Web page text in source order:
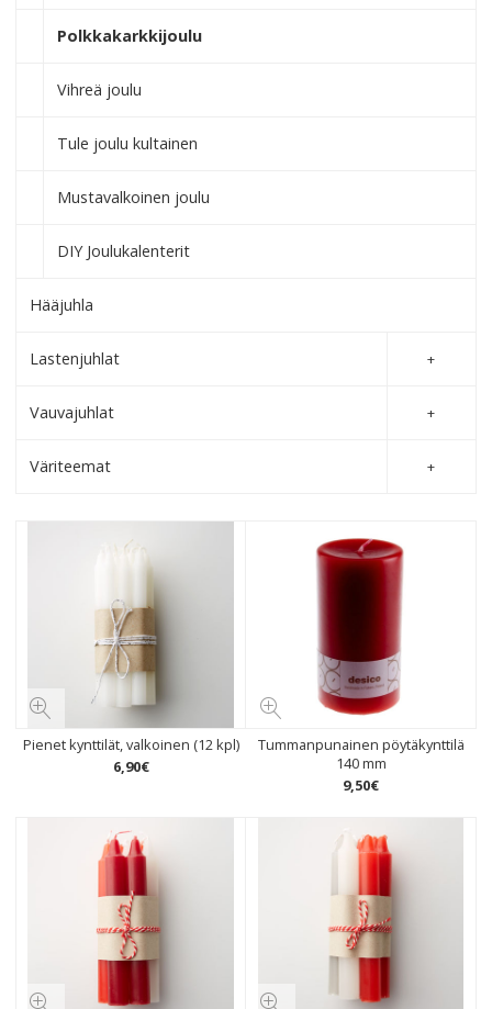
Polkkakarkkijoulu
Vihreä joulu
Tule joulu kultainen
Mustavalkoinen joulu
DIY Joulukalenterit
Hääjuhla
Lastenjuhlat
Vauvajuhlat
Väriteemat
Pienet kynttilät, valkoinen (12 kpl)
6,90€
Tummanpunainen pöytäkynttilä
140 mm
9,50€